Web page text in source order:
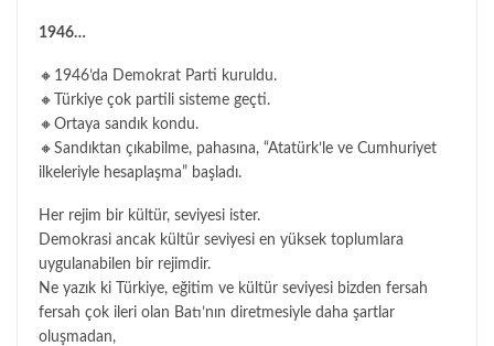
1946…
🔸1946’da Demokrat Parti kuruldu.
🔸Türkiye çok partili sisteme geçti.
🔸Ortaya sandık kondu.
🔸Sandıktan çıkabilme, pahasına, “Atatürk’le ve Cumhuriyet
ilkeleriyle hesaplaşma” başladı.
Her rejim bir kültür, seviyesi ister.
Demokrasi ancak kültür seviyesi en yüksek toplumlara
uygulanabilen bir rejimdir.
Ne yazık ki Türkiye, eğitim ve kültür seviyesi bizden fersah
fersah çok ileri olan Batı’nın diretmesiyle daha şartlar
oluşmadan,